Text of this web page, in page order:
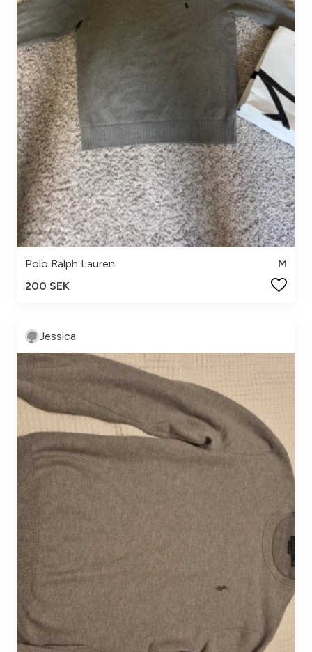
Polo Ralph Lauren
M
200 SEK
Jessica